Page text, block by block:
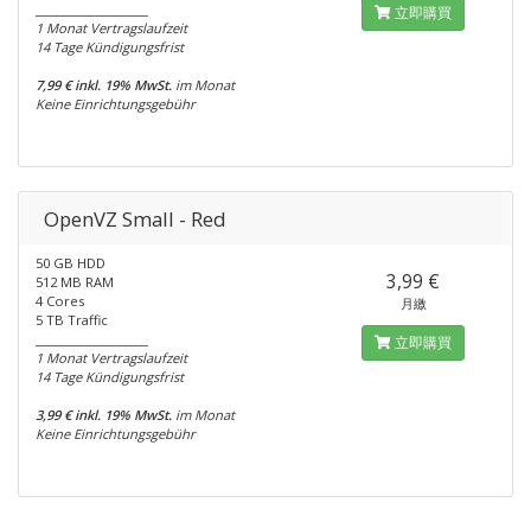
1 Monat Vertragslaufzeit
14 Tage Kündigungsfrist
7,99 € inkl. 19% MwSt. im Monat
Keine Einrichtungsgebühr
立即購買
OpenVZ Small - Red
50 GB HDD
512 MB RAM
4 Cores
5 TB Traffic
1 Monat Vertragslaufzeit
14 Tage Kündigungsfrist
3,99 € inkl. 19% MwSt. im Monat
Keine Einrichtungsgebühr
3,99 €
月繳
立即購買